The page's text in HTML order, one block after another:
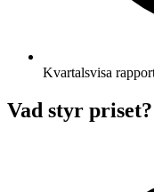
Kvartalsvisa
Vad styr priset?